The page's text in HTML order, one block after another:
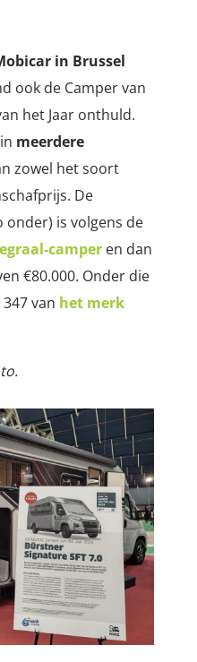
in Brussel
ook de Camper van
het Jaar onthuld.
meerdere
zowel het soort
De
is volgens de
camper en dan
€80.000. Onder die
van het merk